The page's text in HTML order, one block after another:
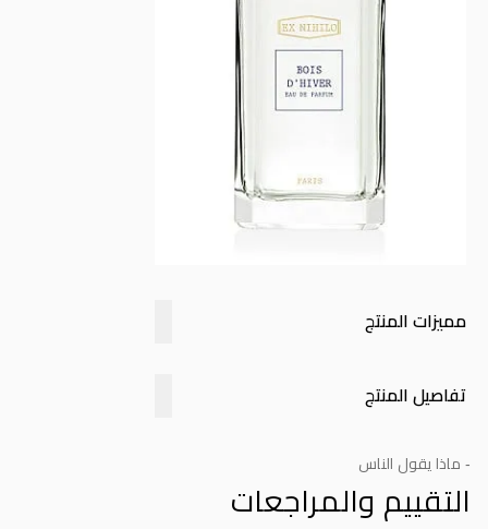
مميزات المنتج
تفاصيل المنتج
- ماذا يقول الناس
التقييم والمراجعات